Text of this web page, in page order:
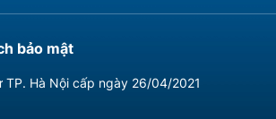
bảo mật
Hà Nội cấp ngày 26/04/2021